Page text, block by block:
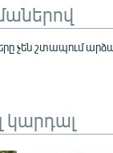
չեն շտապում
կարդալ